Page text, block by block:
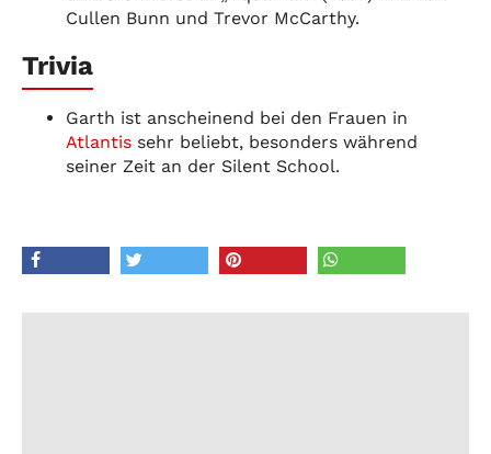
Cullen Bunn und Trevor McCarthy.
Trivia
Garth ist anscheinend bei den Frauen in
Atlantis sehr beliebt, besonders während
seiner Zeit an der Silent School.